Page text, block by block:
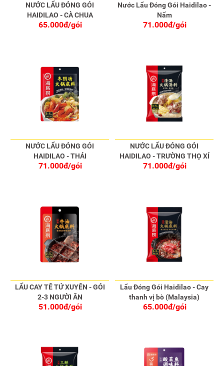
NƯỚC LẨU ĐÓNG GÓI
HAIDILAO - CÀ CHUA
65.000đ/gói
Nước Lẩu Đóng Gói Haidilao -
Nấm
71.000đ/gói
NƯỚC LẨU ĐÓNG GÓI
HAIDILAO - THÁI
71.000đ/gói
NƯỚC LẨU ĐÓNG GÓI
HAIDILAO - TRƯỜNG THỌ XÍ
QUÁCH
71.000đ/gói
LẨU CAY TÊ TỨ XUYÊN - GÓI
2-3 NGƯỜI ĂN
51.000đ/gói
Lẩu Đóng Gói Haidilao - Cay
thanh vị bò (Malaysia)
65.000đ/gói